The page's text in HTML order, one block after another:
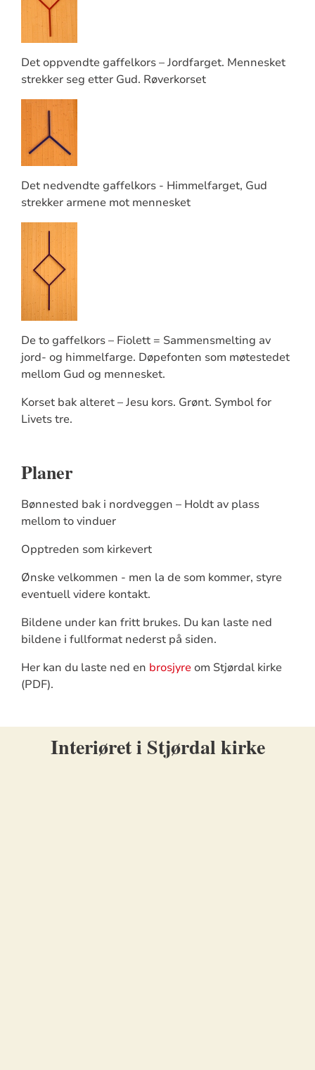
Det oppvendte gaffelkors – Jordfarget. Mennesket
strekker seg etter Gud. Røverkorset
Det nedvendte gaffelkors - Himmelfarget, Gud
strekker armene mot mennesket
De to gaffelkors – Fiolett = Sammensmelting av
jord- og himmelfarge. Døpefonten som møtestedet
mellom Gud og mennesket.
Korset bak alteret – Jesu kors. Grønt. Symbol for
Livets tre.
Planer
Bønnested bak i nordveggen – Holdt av plass
mellom to vinduer
Opptreden som kirkevert
Ønske velkommen - men la de som kommer, styre
eventuell videre kontakt.
Bildene under kan fritt brukes. Du kan laste ned
bildene i fullformat nederst på siden.
Her kan du laste ned en brosjyreom Stjørdal kirke
(PDF).
Interiøret i Stjørdal kirke